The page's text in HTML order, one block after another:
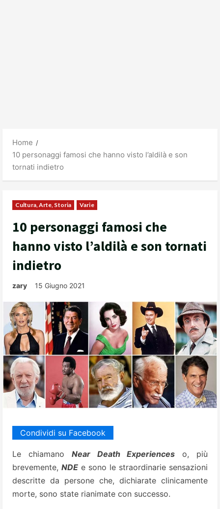
Home
10 personaggi famosi che hanno visto l’aldilà e son
tornati indietro
Cultura, Arte, Storia Varie
10 personaggi famosi che
hanno visto l’aldilà e son tornati
indietro
zary 15 Giugno 2021
Condividi su Facebook
Le chiamano Near Death Experiences o, più
brevemente, NDE e sono le straordinarie sensazioni
descritte da persone che, dichiarate clinicamente
morte, sono state rianimate con successo.